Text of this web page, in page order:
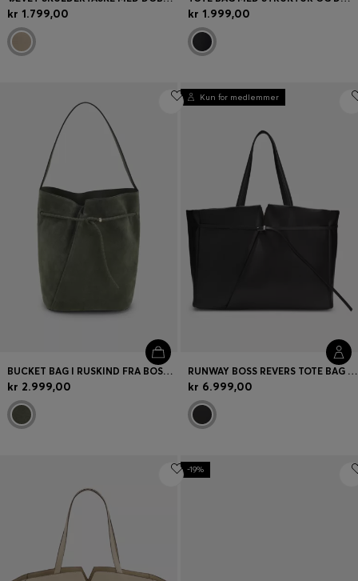
kr 1.799,00 kr 1.999,00
BUCKET BAG I RUSKIND FRA BOSS REVERS MED FLETTET BÆLTE
kr 2.999,00
Kun for medlemmer
RUNWAY BOSS REVERS TOTE BAG I LÆDER
kr 6.999,00
-19%